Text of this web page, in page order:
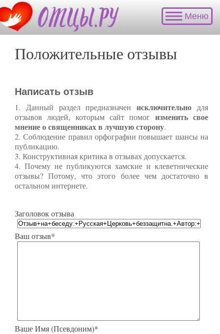
Меню
Положительные отзывы
Написать отзыв
1. Данный раздел предназначенисключительно для
отзывов людей, которым сайт помог изменить свое
мнение о священниках в лучшую сторону.
2. Соблюдение правил орфографии повышает шансы на
публикацию.
3. Конструктивная критика в отзывах допускается.
4. Почему не публикуются хамские и клеветнические
отзывы? Потому, что этого более чем достаточно в
остальном интернете.
Заголовок отзыва
Ваш отзыв*
Ваше Имя (Псевдоним)*